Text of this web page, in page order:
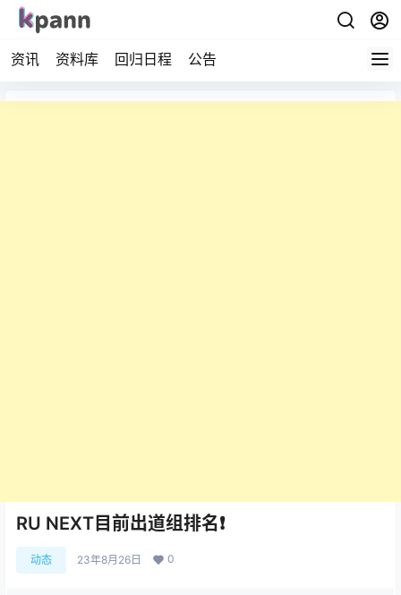
资讯 资料库 回归日程 公告
RU NEXT目前出道组排名❗
动态 23年8月26日 0